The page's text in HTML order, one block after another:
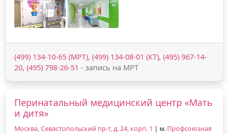
(499) 134-10-65 (МРТ), (499) 134-08-01 (КТ), (495) 967-14-
20, (495) 798-26-51 - запись на МРТ
Перинатальный медицинский центр «Мать
и дитя»
Москва, Севастопольский пр-т, д. 24, корп. 1 | м. Профсоюзная